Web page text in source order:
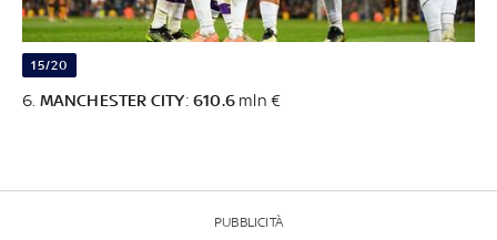
15/20
6. MANCHESTER CITY:610.6 mln €
PUBBLICITÀ